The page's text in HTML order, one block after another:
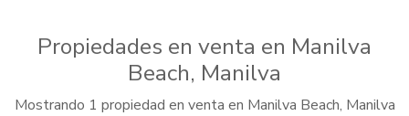
Propiedades en venta en Manilva
Beach, Manilva
Mostrando 1 propiedad en venta en Manilva Beach, Manilva